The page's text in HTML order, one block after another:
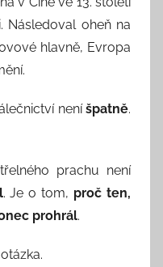
Následoval oheň na
hlavně, Evropa
neníšpatně.
prachu není
. Je o tom, proč ten,
prohrál.